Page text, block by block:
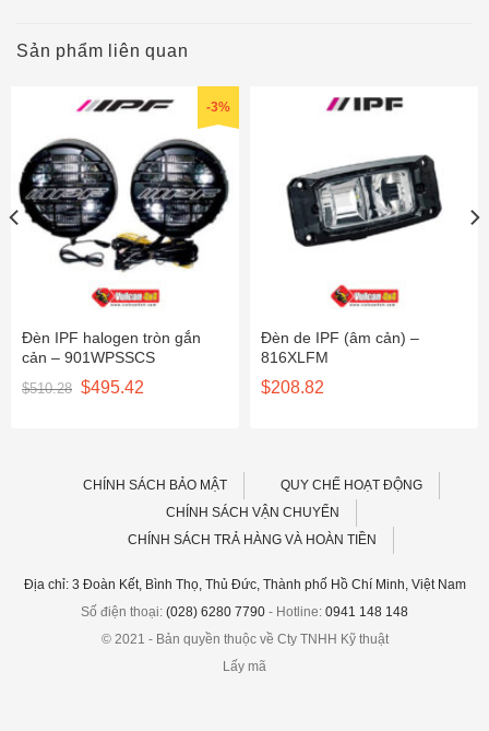
Sản phẩm liên quan
-3%
Đèn IPF halogen tròn gắn
cản – 901WPSSCS
$510.28 Giá
$495.42Giá
Đèn de IPF (âm cản) –
816XLFM
$208.82
CHÍNH SÁCH BẢO MẬT
QUY CHẾ HOẠT ĐỘNG
CHÍNH SÁCH VẬN CHUYỂN
CHÍNH SÁCH TRẢ HÀNG VÀ HOÀN TIỀN
Địa chỉ: 3 Đoàn Kết, Bình Thọ, Thủ Đức, Thành phố Hồ Chí Minh, Việt Nam
Số điện thoại: (028) 6280 7790 - Hotline: 0941 148 148
© 2021 - Bản quyền thuộc về Cty TNHH Kỹ thuật
Lấy mã